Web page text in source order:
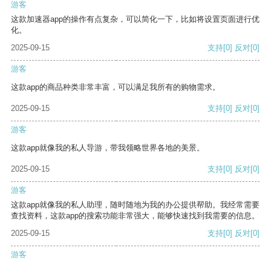
游客
这款加速器app的操作有点复杂，可以简化一下，比如将设置页面进行优
化。
2025-09-15
支持[0] 反对[0]
游客
这款app的商品种类非常丰富，可以满足我所有的购物需求。
2025-09-15 支持[0] 反对[0]
游客
这款app就像我的私人导游，带我领略世界各地的美景。
2025-09-15 支持[0] 反对[0]
游客
这款app就像我的私人助理，随时随地为我的办公提供帮助。我经常需要
查找资料，这款app的搜索功能非常强大，能够快速找到我需要的信息。
2025-09-15
支持[0] 反对[0]
游客